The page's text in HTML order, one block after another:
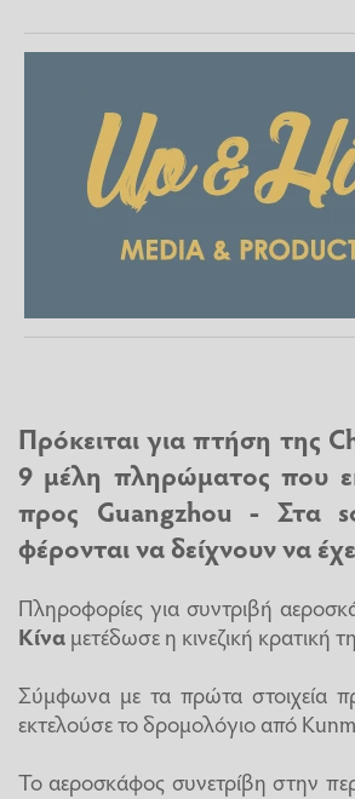
Πρόκειται για πτήση της
9 μέλη πληρώματος που
προς Guangzhou - Στα
φέρονται να δείχνουν να
Πληροφορίες για συντριβή
Κίναμετέδωσε η κινεζική κρατική
Σύμφωνα με τα πρώτα στοιχεία
εκτελούσε το δρομολόγιο από
Το αεροσκάφος συνετρίβη στην